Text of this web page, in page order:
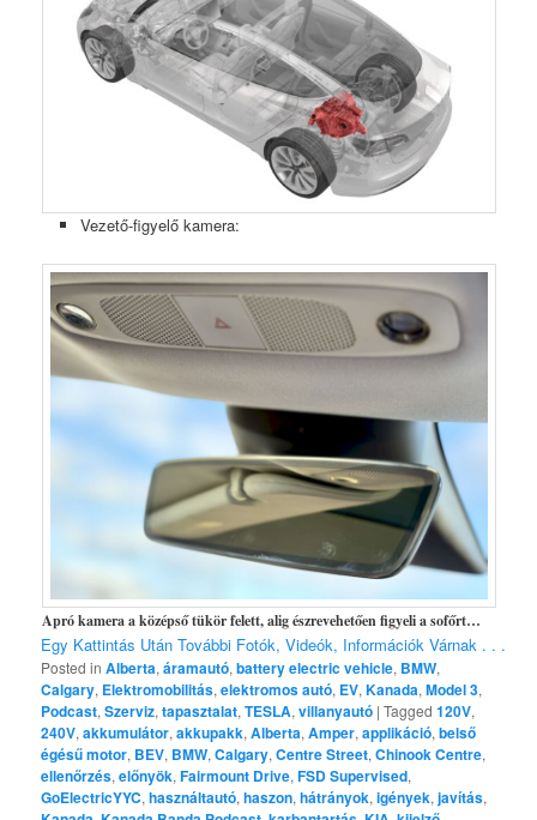
Vezető-figyelő kamera:
Apró kamera a középső tükör felett, alig észrevehetően figyeli a sofőrt…
Egy Kattintás Után További Fotók, Videók, Információk Várnak . . .
Posted in Alberta,áramautó,battery electric vehicle, BMW,
Calgary, Elektromobilitás,elektromos autó, EV,Kanada,Model 3,
Podcast,Szerviz,tapasztalat,TESLA,villanyautó |Tagged 120V,
240V,akkumulátor,akkupakk,Alberta,Amper,applikáció,belső
égésű motor, BEV, BMW,Calgary,Centre Street,Chinook Centre,
ellenőrzés,előnyök,Fairmount Drive,FSD Supervised,
GoElectricYYC,használtautó,haszon,hátrányok,igények,javítás,